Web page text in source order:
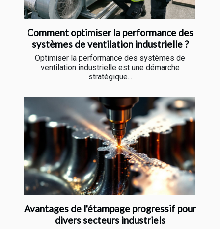
Comment optimiser la performance des
systèmes de ventilation industrielle ?
Optimiser la performance des systèmes de
ventilation industrielle est une démarche
stratégique...
Avantages de l'étampage progressif pour
divers secteurs industriels